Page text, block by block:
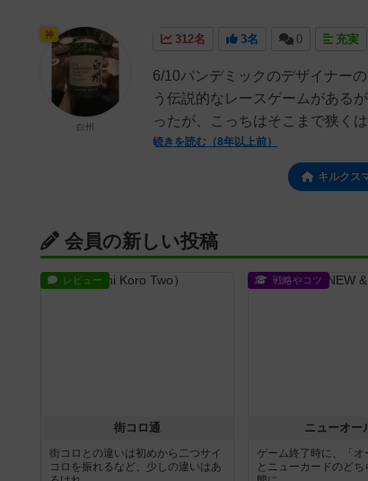
312名 3名 0 充実
6/10パンデミックのデザイナー
う伝説的なレースゲームがある
ったが、こっちはそこまで狭く
続きを読む（8年以上前）
神
白州
キルクス
会員の新しい投稿
レビュー
街コロ通
街コロとの違いは初めから二つサイ
コロを振れるなど、少しの違いはあ
戦略やコツ
ニューオー
ゲーム終了時に、「オ
とニューカードのどち